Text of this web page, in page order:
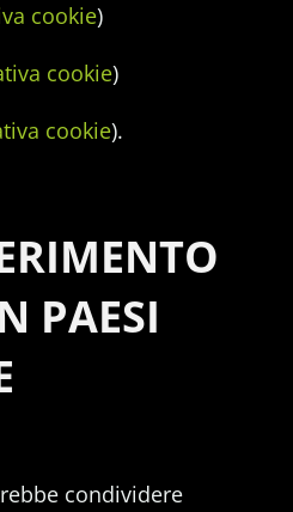
cookie)
cookie)
cookie).
PAESI
condividere